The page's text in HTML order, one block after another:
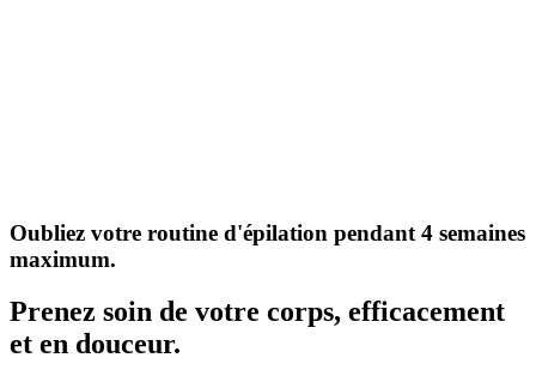
Oubliez votre routine d'épilation pendant 4 semaines
maximum.
Prenez soin de votre corps, efficacement
et en douceur.